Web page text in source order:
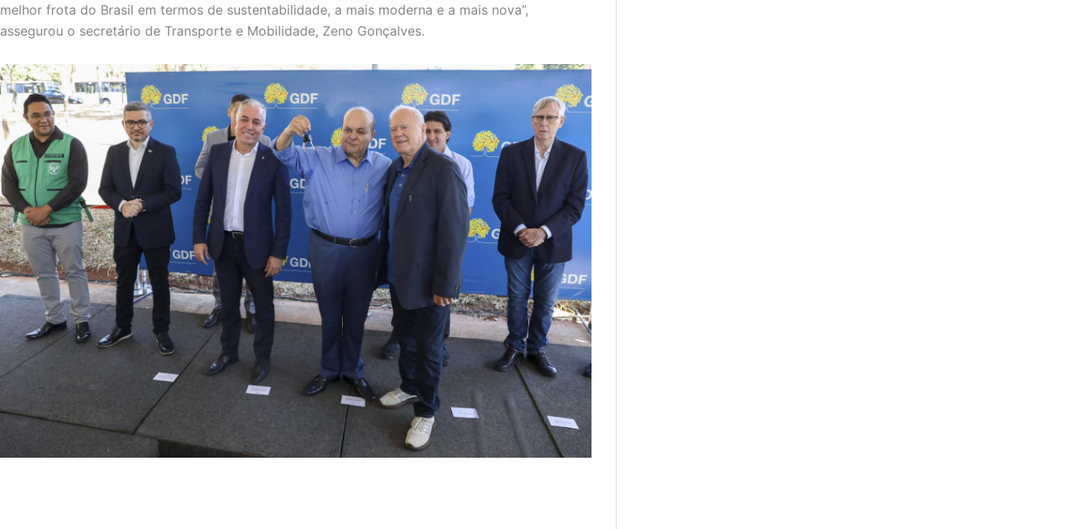
melhor frota do Brasil em termos de sustentabilidade, a mais moderna e a mais nova”,
assegurou o secretário de Transporte e Mobilidade, Zeno Gonçalves.